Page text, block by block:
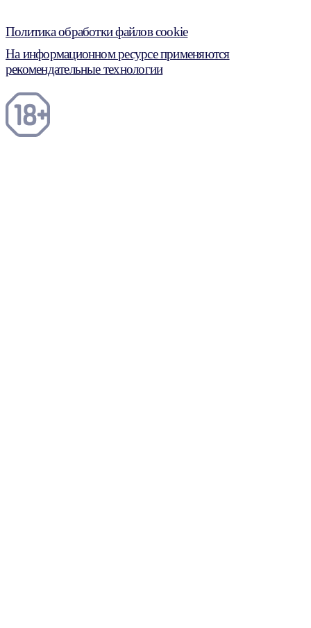
Политика обработки файлов cookie
На информационном ресурсе применяются
рекомендательные технологии